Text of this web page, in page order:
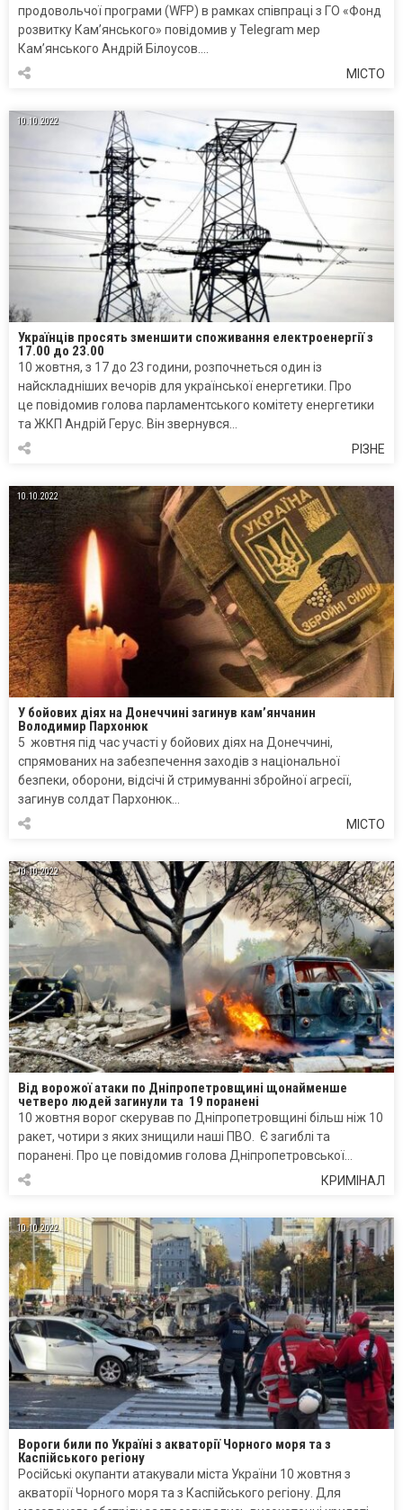
продовольчої програми (WFP) в рамках співпраці з ГО «Фонд
розвитку Кам’янського» повідомив у Telegram мер
Кам’янського Андрій Білоусов….
МІСТО
10.10.2022
Українців просять зменшити споживання електроенергії з
17.00 до 23.00
10 жовтня, з 17 до 23 години, розпочнеться один із
найскладніших вечорів для української енергетики. Про
це повідомив голова парламентського комітету енергетики
та ЖКП Андрій Герус. Він звернувся…
РІЗНЕ
10.10.2022
У бойових діях на Донеччині загинув кам’янчанин
Володимир Пархонюк
5 жовтня під час участі у бойових діях на Донеччині,
спрямованих на забезпечення заходів з національної
безпеки, оборони, відсічі й стримуванні збройної агресії,
загинув солдат Пархонюк…
МІСТО
10.10.2022
Від ворожої атаки по Дніпропетровщині щонайменше
четверо людей загинули та 19 поранені
10 жовтня ворог скерував по Дніпропетровщині більш ніж 10
ракет, чотири з яких знищили наші ПВО. Є загиблі та
поранені. Про це повідомив голова Дніпропетровської…
КРИМІНАЛ
10.10.2022
Вороги били по Україні з акваторії Чорного моря та з
Каспійського регіону
Російські окупанти атакували міста України 10 жовтня з
акваторії Чорного моря та з Каспійського регіону. Для